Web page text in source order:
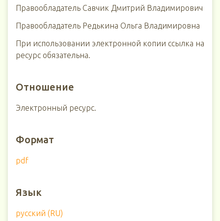
Правообладатель Савчик Дмитрий Владимирович
Правообладатель Редькина Ольга Владимировна
При использовании электронной копии ссылка на
ресурс обязательна.
Отношение
Электронный ресурс.
Формат
pdf
Язык
русский (RU)